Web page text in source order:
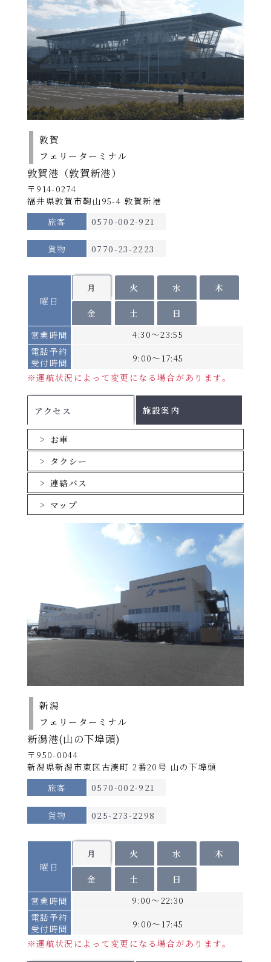
敦賀～秋田 ※新潟経由
所要時間
約20時間
使用船
らいらっく／ゆうかり
※船舶は変更になる場合がございます。
※運休日がございます。 詳しくは各航路の運航スケジュ
ールをご確認ください。
・ダイヤを変更する場合がありますので、必ずお問合
せください。
北行き【2026年9月30日出港便まで】
運航日
月 ※
敦賀発
秋田着
09：30発
→
21：30着
南行き【2026年9月30日出港便まで】
運航日
秋田発
敦賀着
08：35発
15：30着
16：30発
翌日 05：30着
北行き【2026年10月1日出港便より】
運航日
新潟
秋田着
18：30発
→
翌日06：00着
｜
22：30発
翌々日05：05着
南行き【2026年10月1日出港便より】
運航日
水・金・日※
秋田発
新潟
08：35発
15：30着
｜
17：30発
翌日06：00着
※運航スケジュールが変則的になる場合がござ
います。
詳しい運航スケジュールにつきましては、配船
運航スケジュール
配船表
各運航日の船舶名はこちらをご確認ください。
2026年8月
PDF
2026年9月 PDF
2026年10月
2026年11月
には、Adobe(R)Reader(TM)が必要です。
期
間
A
北行
2026年10月1日～11
月30日
南行
2026
年10
月1日
30日
間
B
北行
月16日、9月28日～
30日
2026年
8月1日
期
2026年8月3日～6
日、8月16日、9月17
日、9月27日
南行
8月17
日、9
期
2026年8月1日～8月
日、9月18日～26日
～16
日、9
～26日
※以降の設定期間は後日ご案内いたします。
旅客運賃(おひとり様あたり)
船室 期間A 期間B 期間C
ツーリストB・
11,400円 12,000円 14,400円
13,400円 14,000円 17,200円
17,000円
23,800円 24,000円
28,200円
デラックスA
26,000円 26,400円
31,000円
スイート
60,500円 64,000円 65,500円
スイートルームでは食事サービスがございます。
（北行き）昼食・夕食･･･各1回 （南行き）昼食・夕
食･･･各1回
※提供はルームサービスになる場合がございます。
※召し上がらない場合、食事代の払い戻しはございま
せん。
【個室/貸切料金】
期間Ａ：不要（定員の半数に満たない場合はご利用い
ただけません。）
期間Ｂ・Ｃ・Ｄ：不足定員1名につき、別途貸切料金
（各等級大人運賃の半額）を申し受けます。
個室の相部屋はございません。
乗用車航送運賃はこちら（1台あたり・運転
手のツーリストBまたはA運賃を含む）
手荷物運賃(1つあたり)
割引についてはこちら
敦賀
フェリーターミナル
敦賀港（敦賀新港）
〒914-0274
福井県敦賀市鞠山95-4 敦賀新港
旅客
0570-002-921
貨物 0770-23-2223
曜日
営業時間
電話予約
受付時間
月 火 水 木
金 土
日
4:30～23:55
9:00～17:45
※運航状況によって変更になる場合があります。
アクセス
お車
タクシー
連絡バス
マップ
施設案内
新潟
フェリーターミナル
新潟港(山の下埠頭)
〒950-0044
新潟県新潟市東区古湊町 2番20号 山の下埠頭
旅客
0570-002-921
貨物 025-273-2298
曜日
営業時間
電話予約
受付時間
月 火 水 木
金 土
日
9:00～22:30
9:00～17:45
※運航状況によって変更になる場合があります。